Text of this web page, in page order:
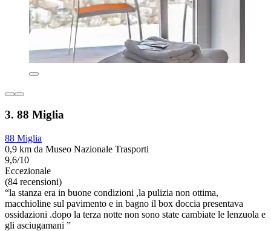
3. 88 Miglia
88 Miglia
0,9 km da Museo Nazionale Trasporti
9,6/10
Eccezionale
(84 recensioni)
“la stanza era in buone condizioni ,la pulizia non ottima,
macchioline sul pavimento e in bagno il box doccia presentava
ossidazioni .dopo la terza notte non sono state cambiate le lenzuola e
gli asciugamani ”